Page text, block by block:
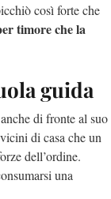
così forte che
timore che la
guida
di fronte al suo
di casa che un
dell’ordine.
una